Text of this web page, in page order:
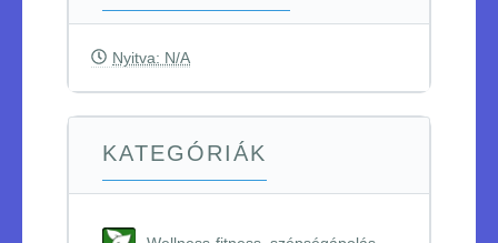
Nyitva: N/A
KATEGÓRIÁK